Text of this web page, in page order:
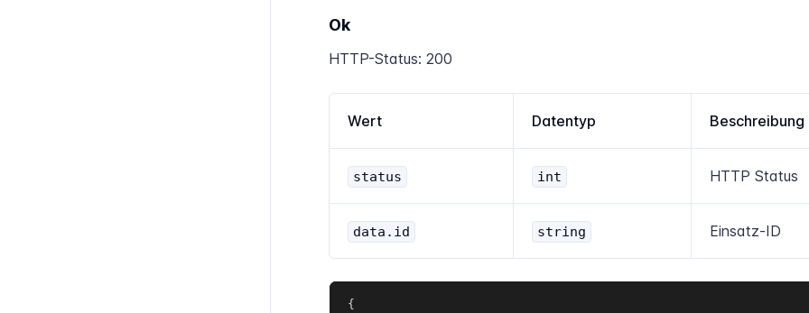
Ok
HTTP-Status: 200
Wert Datentyp Beschreibung
status int HTTP Status
data.id string Einsatz-ID
{